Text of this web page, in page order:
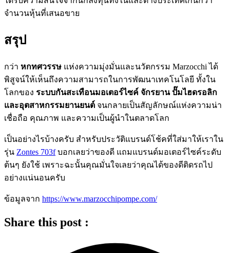
จำนวนหุ้นที่เสนอขาย
สรุป
กว่า หกทศวรรษ แห่งความมุ่งมั่นและนวัตกรรม Marzocchi ได้
พิสูจน์ให้เห็นถึงความสามารถในการพัฒนาเทคโนโลยี ทั้งใน
โลกของ ระบบกันสะเทือนมอเตอร์ไซค์ จักรยาน ปั๊มไฮดรอลิก
และอุตสาหกรรมยานยนต์ จนกลายเป็นสัญลักษณ์แห่งความน่า
เชื่อถือ คุณภาพ และความเป็นผู้นำในตลาดโลก
เป็นอย่างไรบ้างครับ สำหรับประวัติแบรนด์โช้คที่ใส่มาให้เราใน
รุ่น Zontes 703fบอกเลยว่าของดี แถมแบรนด์มอเตอร์ไซค์ระดับ
ต้นๆ ยังใช้ เพราะฉะนั้นคุณมั่นใจเลยว่าคุณได้ของดีติดรถไป
อย่างแน่นอนครับ
ข้อมูลจาก https://www.marzocchipompe.com/
Share this post :